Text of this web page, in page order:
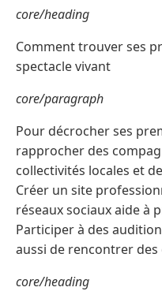
core/heading
Comment trouver ses
spectacle vivant
core/paragraph
Pour décrocher ses
rapprocher des
collectivités locales et
Créer un site
réseaux sociaux aide à
Participer à des
aussi de rencontrer
core/heading